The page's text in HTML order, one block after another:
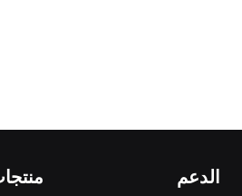
الدعم